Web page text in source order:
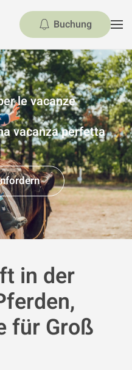
Buchung
le vacanze
vacanza perfetta
in der
für Groß